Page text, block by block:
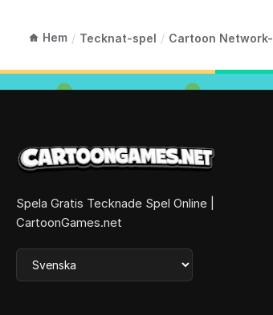
Hem / Tecknat-spel / Cartoon
Spela Gratis Tecknade Spel Online |
CartoonGames.net